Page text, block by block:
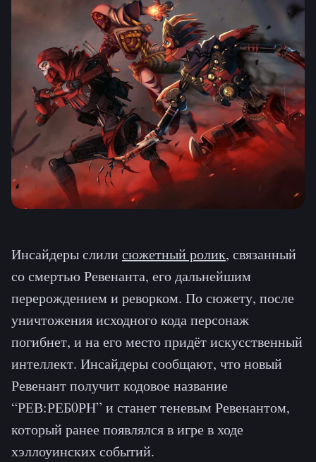
Инсайдеры слили сюжетный ролик, связанный
со смертью Ревенанта, его дальнейшим
перерождением и реворком. По сюжету, после
уничтожения исходного кода персонаж
погибнет, и на его место придёт искусственный
интеллект. Инсайдеры сообщают, что новый
Ревенант получит кодовое название
“РЕВ:РЕБ0РН” и станет теневым Ревенантом,
который ранее появлялся в игре в ходе
хэллоуинских событий.